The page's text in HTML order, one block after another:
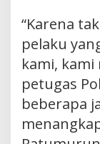
“Karena
pelaku
kami,
petugas
beberapa